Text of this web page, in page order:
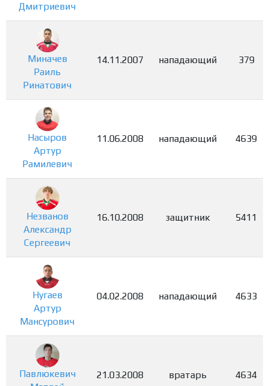
Дмитриевич
Миначев
Раиль
Ринатович
14.11.2007 нападающий 379
Насыров
Артур
Рамилевич
11.06.2008 нападающий 4639
Незванов
Александр
Сергеевич
16.10.2008 защитник 5411
Нугаев
Артур
Мансурович
04.02.2008 нападающий 4633
Павлюкевич
21.03.2008 вратарь 4634